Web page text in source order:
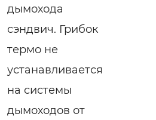
дымохода
сэндвич. Грибок
термо не
устанавливается
на системы
дымоходов от